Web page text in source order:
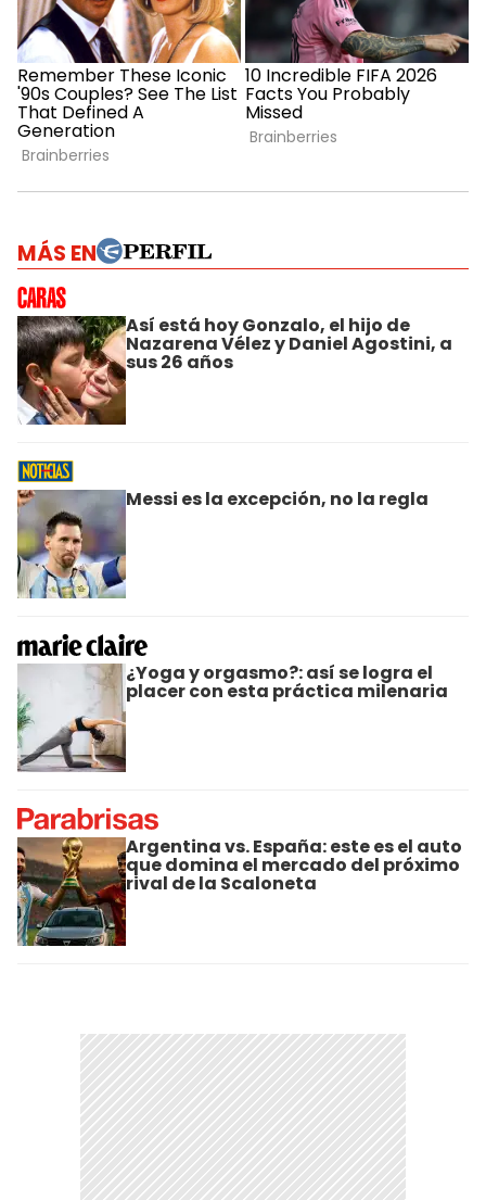
MÁS EN
Así está hoy Gonzalo, el hijo de
Nazarena Vélez y Daniel Agostini, a
sus 26 años
Messi es la excepción, no la regla
¿Yoga y orgasmo?: así se logra el
placer con esta práctica milenaria
Argentina vs. España: este es el auto
que domina el mercado del próximo
rival de la Scaloneta